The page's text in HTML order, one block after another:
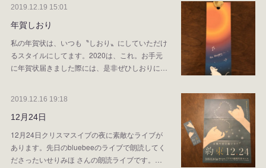
2019.12.19 15:01
年賀しおり
私の年賀状は、いつも〝しおり〟にしていただけ
るスタイルにしてます。2020は、これ。お手元
に年賀状届きました際には、是非ぜひしおりに…
2019.12.16 19:18
12月24日
12月24日クリスマスイブの夜に素敵なライブが
あります。先日のbluebeeのライブで朗読してく
ださったいせりみほ さんの朗読ライブです。…